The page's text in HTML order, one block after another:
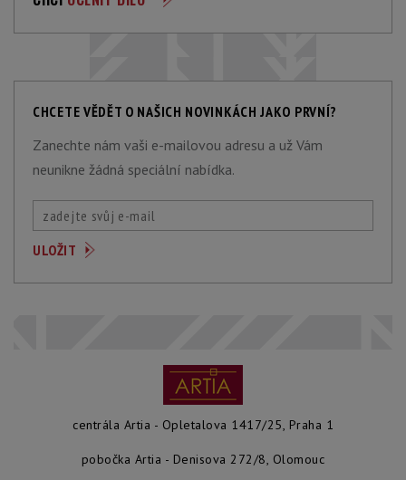
CHCETE VĚDĚT O NAŠICH NOVINKÁCH JAKO PRVNÍ?
Zanechte nám vaši e-mailovou adresu a už Vám
neunikne žádná speciální nabídka.
centrála Artia - Opletalova 1417/25, Praha 1
pobočka Artia - Denisova 272/8, Olomouc